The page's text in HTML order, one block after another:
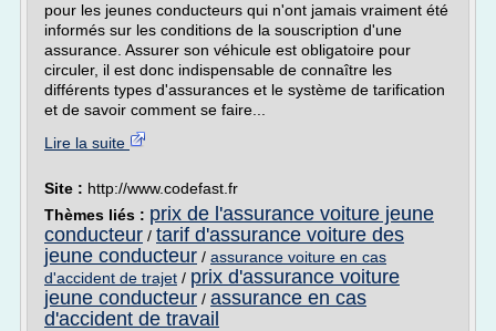
pour les jeunes conducteurs qui n'ont jamais vraiment été
informés sur les conditions de la souscription d'une
assurance. Assurer son véhicule est obligatoire pour
circuler, il est donc indispensable de connaître les
différents types d'assurances et le système de tarification
et de savoir comment se faire...
Lire la suite
Site : http://www.codefast.fr
Thèmes liés : prix de l'assurance voiture jeune
conducteur / tarif d'assurance voiture des
jeune conducteur / assurance voiture en cas
d'accident de trajet / prix d'assurance voiture
jeune conducteur / assurance en cas
d'accident de travail